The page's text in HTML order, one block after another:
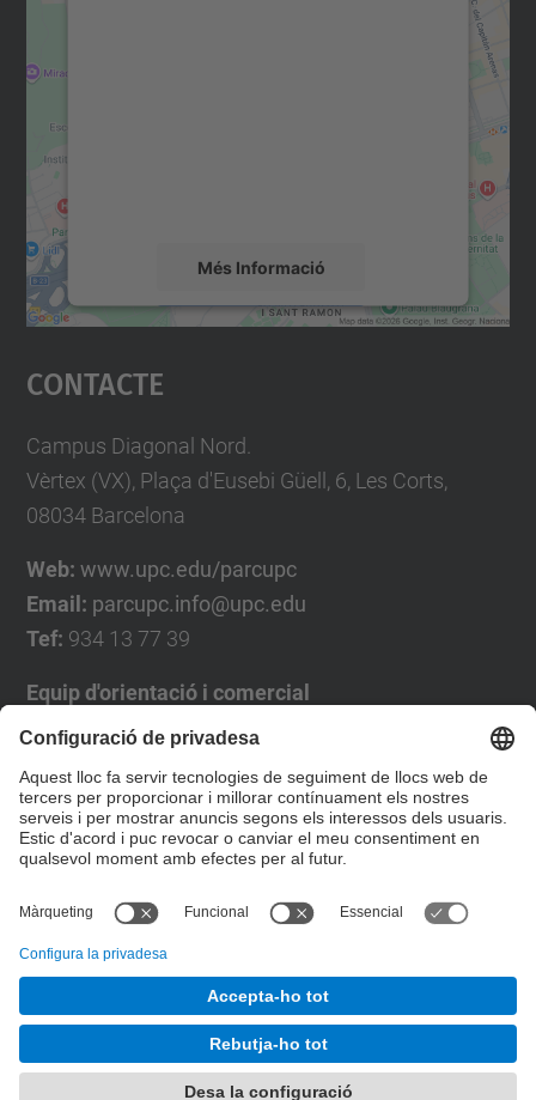
Més Informació
Accepta
powered by
Contacte
Campus Diagonal Nord.
Vèrtex (VX), Plaça d'Eusebi Güell, 6, Les Corts,
08034 Barcelona
Web: www.upc.edu/parcupc
Email: parcupc.info@upc.edu
Tef: 934 13 77 39
Equip d'orientació i comercial
José Luís Grande
Tel. 93 4137194
jose.luis.grande@upc.edu
Formulari de contacte
Desenvolupat amb